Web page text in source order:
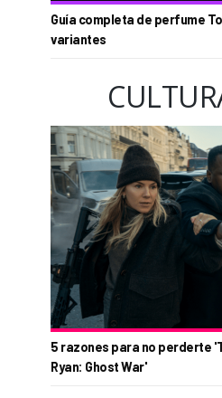
Guía completa de perfume
variantes
5 razones para no perderte
Ryan: Ghost War'